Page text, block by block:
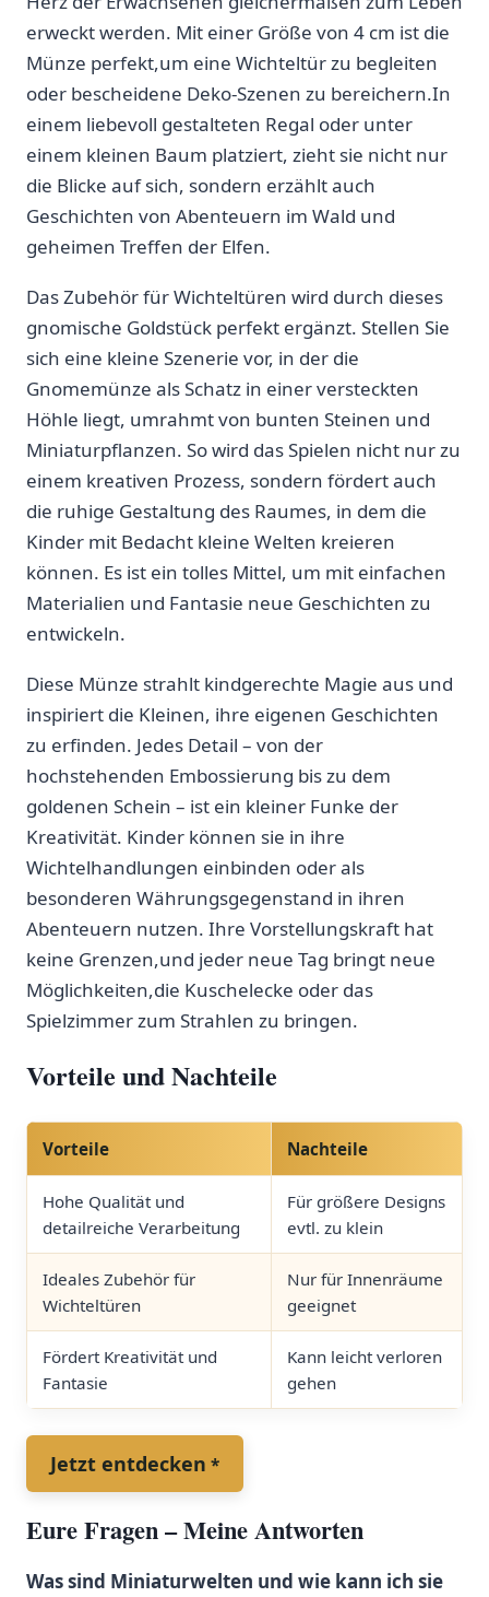
erweckt werden. Mit einer Größe von 4 cm ist⁣ die
Münze perfekt,um eine‍ Wichteltür zu begleiten
oder ‌bescheidene ‍Deko-Szenen zu bereichern.In ​
einem liebevoll gestalteten Regal oder unter
einem kleinen Baum platziert, zieht sie nicht nur
‌die​ Blicke auf sich, sondern erzählt⁣ auch
Geschichten von Abenteuern im Wald und
geheimen Treffen der Elfen.
Das Zubehör für ‍Wichteltüren wird durch dieses
gnomische ​Goldstück perfekt ergänzt. Stellen Sie
sich eine kleine Szenerie vor, ⁤in der die
Gnomemünze als Schatz in einer versteckten
Höhle liegt, umrahmt von bunten‍ Steinen und‍
Miniaturpflanzen. So wird das Spielen ⁣nicht nur ⁢zu
einem kreativen Prozess, sondern fördert auch
die ruhige Gestaltung des Raumes, in dem die
Kinder mit ​Bedacht kleine ⁣Welten⁢ kreieren
können. ‌Es ist ein tolles Mittel, um mit einfachen
Materialien und‍ Fantasie⁢ neue Geschichten zu
entwickeln.
Diese Münze ⁤strahlt kindgerechte Magie aus ‌und
inspiriert die ⁤Kleinen, ihre eigenen Geschichten
zu erfinden. Jedes Detail – ​von der
hochstehenden Embossierung bis⁢ zu dem
goldenen Schein – ist ein kleiner ‌Funke der
Kreativität. ‍Kinder können sie in ihre
Wichtelhandlungen einbinden ‍oder als
besonderen Währungsgegenstand in ⁢ihren‍
Abenteuern nutzen. Ihre Vorstellungskraft hat
keine Grenzen,und jeder ‍neue Tag bringt neue
Möglichkeiten,die Kuschelecke oder das
Spielzimmer⁤ zum Strahlen zu bringen.
Vorteile ‌und Nachteile
Vorteile Nachteile
Hohe ⁢Qualität und
detailreiche​ Verarbeitung
Für größere Designs
evtl. zu klein
Ideales Zubehör für⁢
Wichteltüren
Nur für Innenräume
geeignet
Fördert Kreativität und
Fantasie
Kann leicht verloren
gehen
Jetzt entdecken
Eure Fragen – Meine Antworten
Was sind Miniaturwelten‍ und wie kann ich⁤ sie